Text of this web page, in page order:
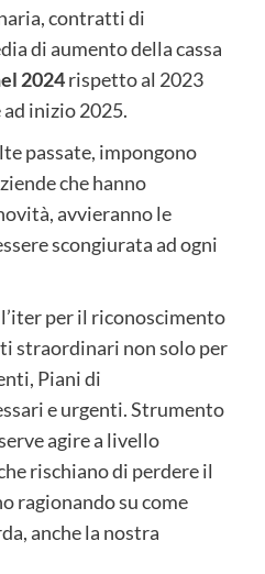
contratti di
di aumento della cassa
2024rispetto al 2023
inizio 2025.
passate, impongono
che hanno
avvieranno le
scongiurata ad ogni
per il riconoscimento
straordinari non solo per
Piani di
e urgenti. Strumento
agire a livello
rischiano di perdere il
ragionando su come
anche la nostra